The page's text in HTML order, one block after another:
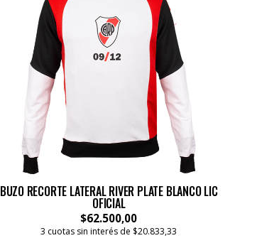
BUZO RECORTE LATERAL RIVER PLATE BLANCO LIC
OFICIAL
$62.500,00
3 cuotas sin interés de $20.833,33